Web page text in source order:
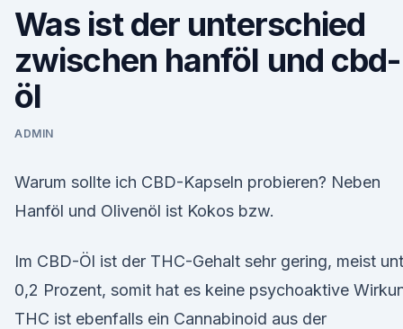
Was ist der unterschied
zwischen hanföl und cbd-
öl
ADMIN
Warum sollte ich CBD-Kapseln probieren? Neben
Hanföl und Olivenöl ist Kokos bzw.
Im CBD-Öl ist der THC-Gehalt sehr gering, meist
0,2 Prozent, somit hat es keine psychoaktive
THC ist ebenfalls ein Cannabinoid aus der